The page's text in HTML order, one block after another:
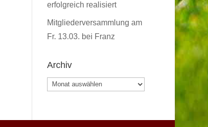
erfolgreich realisiert
Mitgliederversammlung am
Fr. 13.03. bei Franz
Archiv
Archiv